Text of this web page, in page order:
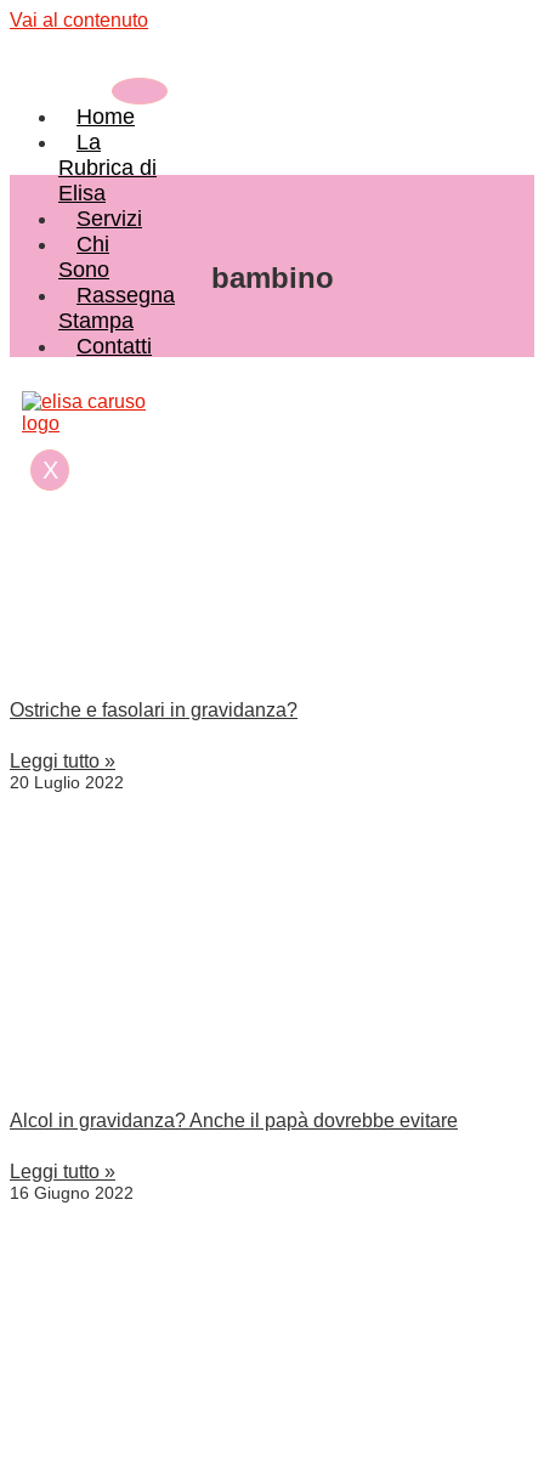
Vai al contenuto
Home
La
Rubrica di
Elisa
Servizi
Chi
Sono
Rassegna
Stampa
Contatti
X
bambino
Ostriche e fasolari in gravidanza?
Leggi tutto »
20 Luglio 2022
Alcol in gravidanza? Anche il papà dovrebbe evitare
Leggi tutto »
16 Giugno 2022